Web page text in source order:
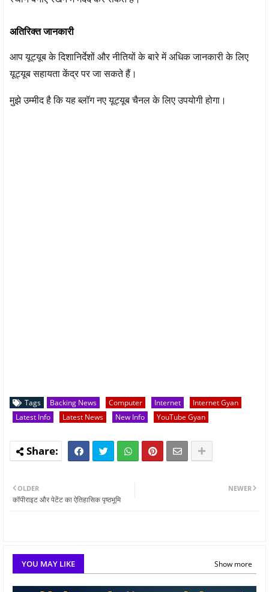
अतिरिक्त जानकारी
आप यूट्यूब के दिशानिर्देशों और नीतियों के बारे में अधिक जानकारी के लिए
यूट्यूब सहायता केंद्र पर जा सकते हैं।
मुझे उम्मीद है कि यह ब्लॉग नए यूट्यूब चैनल के लिए उपयोगी होगा।
Tags Backing News Computer Internet
Internet Gyan
Latest Info
Latest News New Info YouTube Gyan
NEWER
OLDER
कॉपीराइट और पेटेंट का ऐतिहासिक पृष्ठभूमि
YOU MAY LIKE Show more